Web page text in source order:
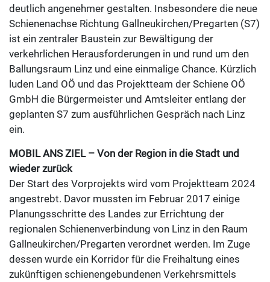
deutlich angenehmer gestalten. Insbesondere die neue
Schienenachse Richtung Gallneukirchen/Pregarten (S7)
ist ein zentraler Baustein zur Bewältigung der
verkehrlichen Herausforderungen in und rund um den
Ballungsraum Linz und eine einmalige Chance. Kürzlich
luden Land OÖ und das Projektteam der Schiene OÖ
GmbH die Bürgermeister und Amtsleiter entlang der
geplanten S7 zum ausführlichen Gespräch nach Linz
ein.
MOBIL ANS ZIEL – Von der Region in die Stadt und
wieder zurück
Der Start des Vorprojekts wird vom Projektteam 2024
angestrebt. Davor mussten im Februar 2017 einige
Planungsschritte des Landes zur Errichtung der
regionalen Schienenverbindung von Linz in den Raum
Gallneukirchen/Pregarten verordnet werden. Im Zuge
dessen wurde ein Korridor für die Freihaltung eines
zukünftigen schienengebundenen Verkehrsmittels